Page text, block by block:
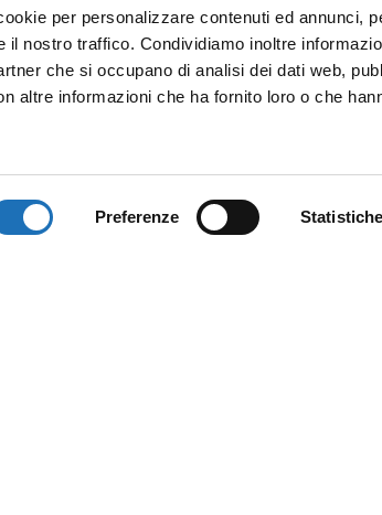
per personalizzare contenuti ed annunci,
il nostro traffico. Condividiamo inoltre
che si occupano di analisi dei dati web,
altre informazioni che ha fornito loro o che
Preferenze Statistiche